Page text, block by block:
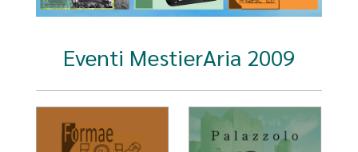
Eventi MestierAria 2009